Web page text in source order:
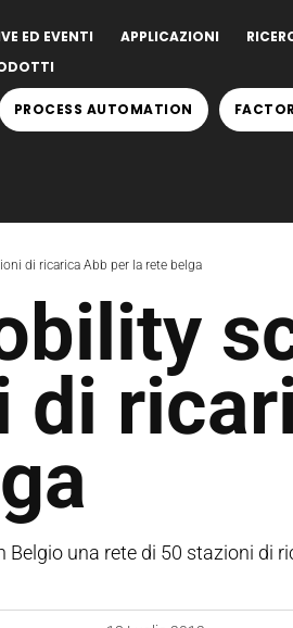
ED EVENTI APPLICAZIONI
PROCESS AUTOMATION
di ricarica Abb per la rete belga
di
una rete di 50 stazioni di